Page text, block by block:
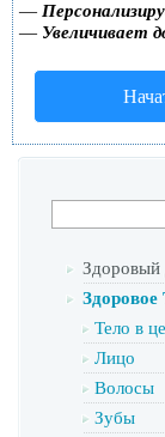
—
— Увеличивает
Здоровый
Здоровое
Тело в
Лицо
Волосы
Зубы